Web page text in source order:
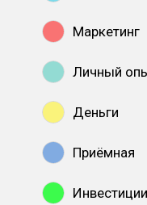
Маркетинг
Личный
Деньги
Приёмная
Инвестиции